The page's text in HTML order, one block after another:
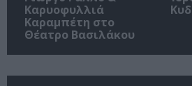
Καρυοφυλλιά
Καραμπέτη στο
Θέατρο Βασιλάκου